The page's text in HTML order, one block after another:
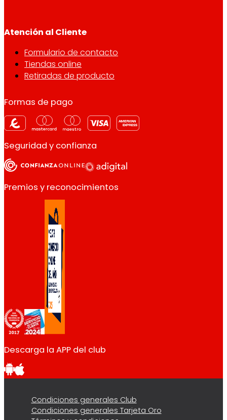
Atención al Cliente
Formulario de contacto
Tiendas online
Retiradas de producto
Formas de pago
Seguridad y confianza
Premios y reconocimientos
Descarga la APP del club
Condiciones generales Club
Condiciones generales Tarjeta Oro